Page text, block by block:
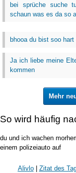
bei sprüche suche
schaun was es da so
bhooa du bist soo hart
Ja ich liebe meine
kommen
Mehr
So wird häufig
du und ich wachen
einem polizeiauto auf
Alivlo| Zitat des